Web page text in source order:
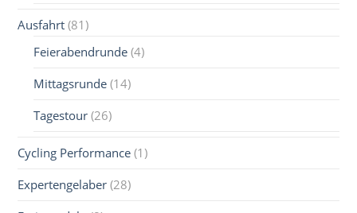
Ausfahrt (81)
Feierabendrunde (4)
Mittagsrunde (14)
Tagestour (26)
Cycling Performance (1)
Expertengelaber (28)